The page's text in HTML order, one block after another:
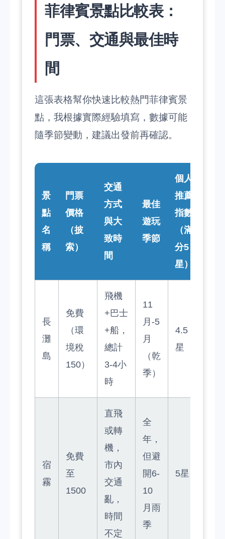
菲律賓景點比較表：
門票、交通與最佳時
間
這張表格幫你快速比較熱門菲律賓景
點，我根據實際經驗填寫，數據可能
隨季節變動，建議出發前再確認。
景
點
名
稱
門票
價格
（披
索）
交通
方式
與大
致時
間
最佳
遊玩
季節
個人
推薦
指數
（滿
分5
星）
長
灘
島
免費
（環
境稅
150）
飛機
+巴士
+船，
總計
3-4小
時
11
月-5
月
（乾
季）
4.5
星
宿
霧
免費
至
1500
直飛
或轉
機，
市內
交通
亂，
時間
不定
全
年，
但避
開6-
10
月雨
季
5星